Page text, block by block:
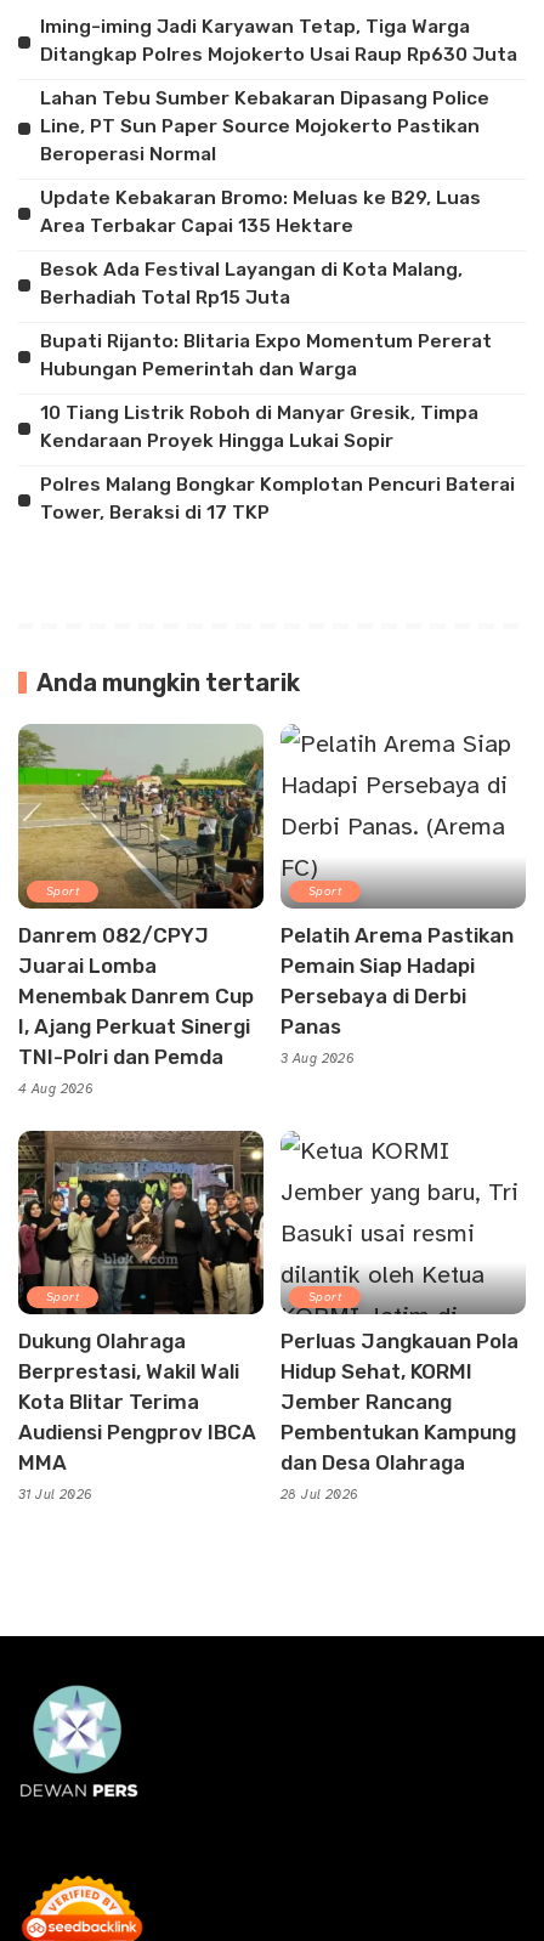
Iming-iming Jadi Karyawan Tetap, Tiga Warga
Ditangkap Polres Mojokerto Usai Raup Rp630 Juta
Lahan Tebu Sumber Kebakaran Dipasang Police
Line, PT Sun Paper Source Mojokerto Pastikan
Beroperasi Normal
Update Kebakaran Bromo: Meluas ke B29, Luas
Area Terbakar Capai 135 Hektare
Besok Ada Festival Layangan di Kota Malang,
Berhadiah Total Rp15 Juta
Bupati Rijanto: Blitaria Expo Momentum Pererat
Hubungan Pemerintah dan Warga
10 Tiang Listrik Roboh di Manyar Gresik, Timpa
Kendaraan Proyek Hingga Lukai Sopir
Polres Malang Bongkar Komplotan Pencuri Baterai
Tower, Beraksi di 17 TKP
Anda mungkin tertarik
Sport
Danrem 082/CPYJ
Juarai Lomba
Menembak Danrem Cup
I, Ajang Perkuat Sinergi
TNI-Polri dan Pemda
4 Aug 2026
Sport
Pelatih Arema Pastikan
Pemain Siap Hadapi
Persebaya di Derbi
Panas
3 Aug 2026
Sport
Dukung Olahraga
Berprestasi, Wakil Wali
Kota Blitar Terima
Audiensi Pengprov IBCA
MMA
31 Jul 2026
Sport
Perluas Jangkauan Pola
Hidup Sehat, KORMI
Jember Rancang
Pembentukan Kampung
dan Desa Olahraga
28 Jul 2026